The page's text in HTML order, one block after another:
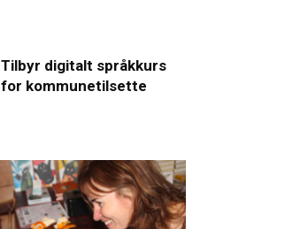
Tilbyr digitalt språkkurs
for kommunetilsette